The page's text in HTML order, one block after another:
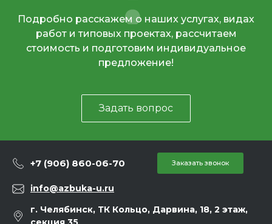
Подробно расскажем о наших услугах, видах
работ и типовых проектах, рассчитаем
стоимость и подготовим индивидуальное
предложение!
Задать вопрос
+7 (906) 860-06-70 Заказать звонок
info@azbuka-u.ru
г. Челябинск, ТК Кольцо, Дарвина, 18, 2 этаж,